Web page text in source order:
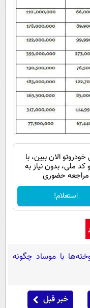
الان ببین، با
کد ملی، بدون نیاز به
مراجعه حضوری
استعلام!
با موساد چگونه
خبر قبل